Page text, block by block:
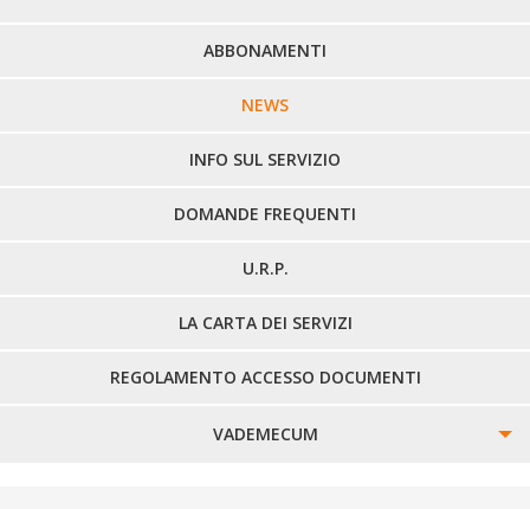
PERCORSI URBANI IN BIELLA
LINEE URBANE VERCELLI
LINEE EXTRAURBANE
ABBONAMENTI
NEWS
INFO SUL SERVIZIO
DOMANDE FREQUENTI
U.R.P.
LA CARTA DEI SERVIZI
REGOLAMENTO ACCESSO DOCUMENTI
VADEMECUM